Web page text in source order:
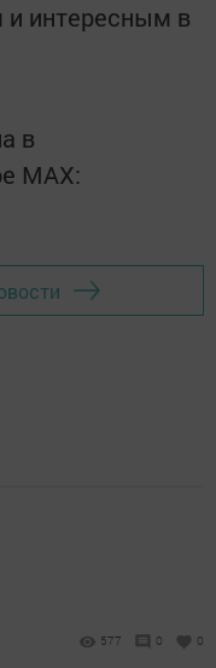
интересным в
в
MАХ:
577 0 0